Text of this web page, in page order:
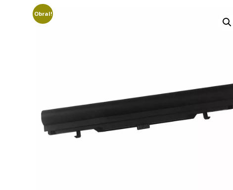
Obral!